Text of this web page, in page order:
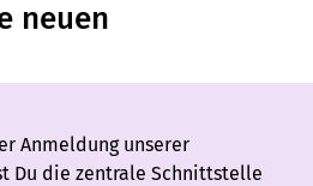
neuen
Anmeldung unserer
Du die zentrale Schnittstelle